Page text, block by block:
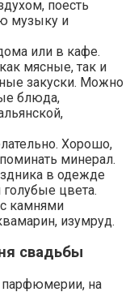
поесть
музыку и
или в кафе.
мясные, так и
закуски. Можно
блюда,
Хорошо,
минерал.
в одежде
цвета.
камнями
изумруд.
свадьбы
парфюмерии, на